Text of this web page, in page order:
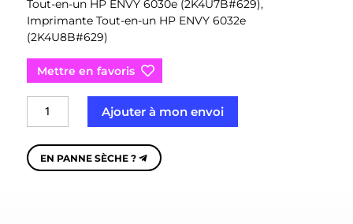
Tout-en-un HP ENVY 6030e (2K4U7B#629),
Imprimante Tout-en-un HP ENVY 6032e
(2K4U8B#629)
Mettre en favoris
quantité
de
HP
307XL
Ajouter à mon envoi
EN PANNE SÈCHE ?